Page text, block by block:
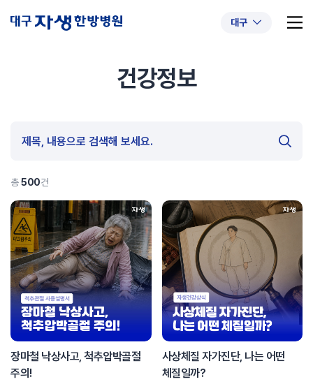
대구
건강정보
총500건
장마철 낙상사고, 척추압박골절
주의!
사상체질 자가진단, 나는 어떤
체질일까?